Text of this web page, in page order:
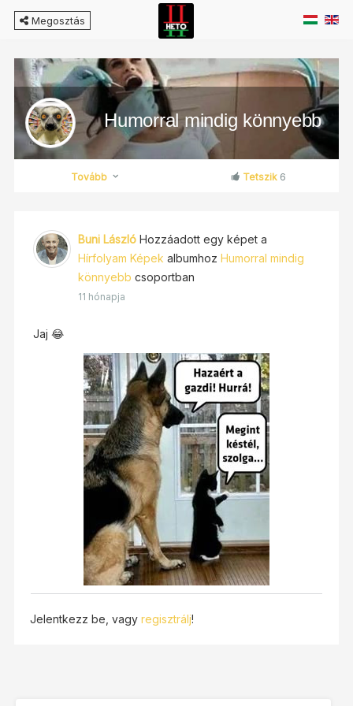
Megosztás
Humorral mindig könnyebb
Tovább Tetszik 6
Buni LászlóHozzáadott egy képet a
Hírfolyam Képek albumhoz Humorral mindig
könnyebb csoportban
11 hónapja
Jaj 😂
Jelentkezz be, vagy regisztrálj!